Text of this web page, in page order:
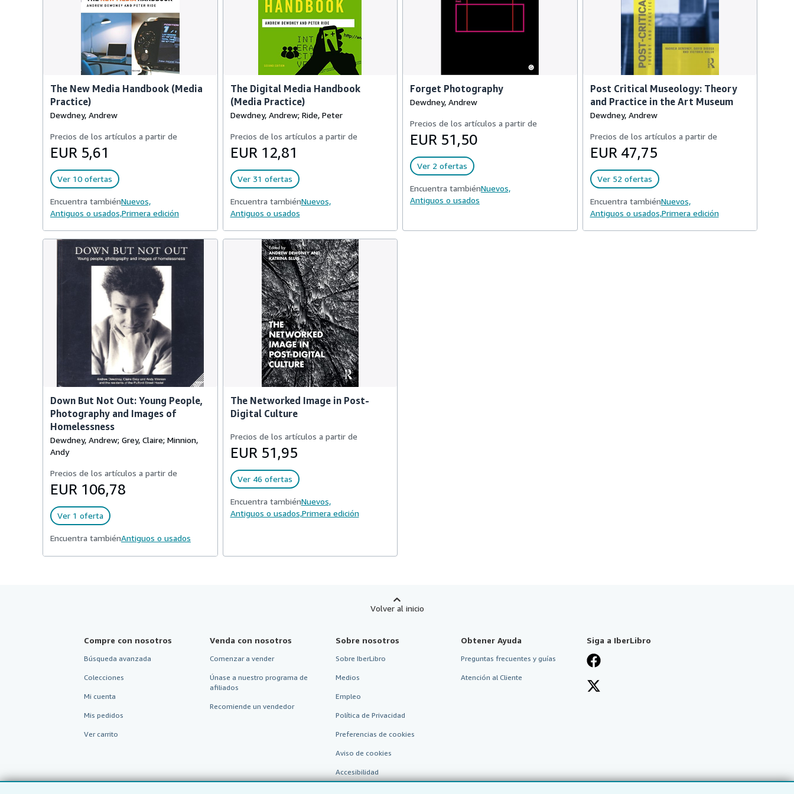
The New Media Handbook (Media
Practice)
Dewdney, Andrew
Precios de los artículos a partir de
EUR 5,61
Ver 10 ofertas
Encuentra tambiénNuevos,
Antiguos o usados,Primera edición
The Digital Media Handbook
(Media Practice)
Dewdney, Andrew; Ride, Peter
Precios de los artículos a partir de
EUR 12,81
Ver 31 ofertas
Encuentra tambiénNuevos,
Antiguos o usados
Forget Photography
Dewdney, Andrew
Precios de los artículos a partir de
EUR 51,50
Ver 2 ofertas
Encuentra tambiénNuevos,
Antiguos o usados
Post Critical Museology: Theory
and Practice in the Art Museum
Dewdney, Andrew
Precios de los artículos a partir de
EUR 47,75
Ver 52 ofertas
Encuentra tambiénNuevos,
Antiguos o usados,Primera edición
Down But Not Out: Young People,
Photography and Images of
Homelessness
Dewdney, Andrew; Grey, Claire; Minnion,
Andy
Precios de los artículos a partir de
EUR 106,78
Ver 1 oferta
Encuentra tambiénAntiguos o usados
The Networked Image in Post-
Digital Culture
Precios de los artículos a partir de
EUR 51,95
Ver 46 ofertas
Encuentra tambiénNuevos,
Antiguos o usados,Primera edición
Volver al inicio
Compre con nosotros
Búsqueda avanzada
Colecciones
Mi cuenta
Mis pedidos
Ver carrito
Venda con nosotros
Comenzar a vender
Únase a nuestro programa de
afiliados
Recomiende un vendedor
Sobre nosotros
Sobre IberLibro
Medios
Empleo
Política de Privacidad
Preferencias de cookies
Aviso de cookies
Accesibilidad
Obtener Ayuda
Preguntas frecuentes y guías
Atención al Cliente
Siga a IberLibro